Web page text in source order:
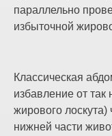
параллельно
избыточной
Классическая
избавление от
жирового лоскута)
нижней части